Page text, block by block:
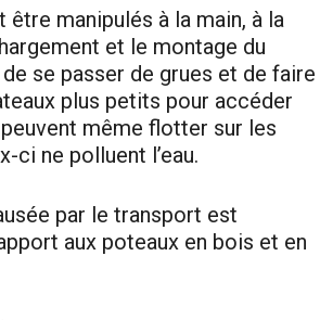
manipulés à la main, à la
et le montage du
se passer de grues et de faire
plus petits pour accéder
même flotter sur les
ci ne polluent l’eau.
par le transport est
aux poteaux en bois et en